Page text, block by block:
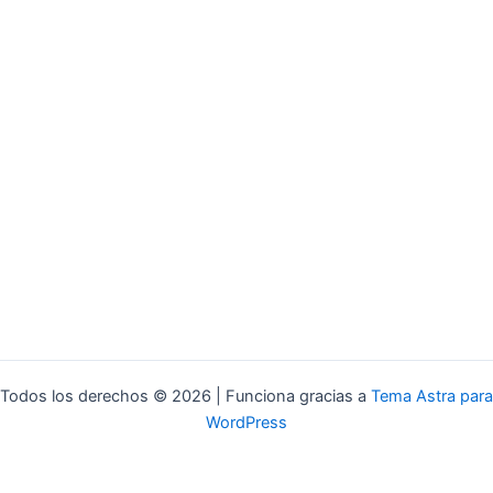
Todos los derechos © 2026 | Funciona gracias a Tema Astra para
WordPress